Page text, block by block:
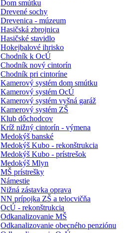
Dom smútku
Drevené sochy
Drevenica - múzeum
Hasičská zbrojnica
Hasičské stavidlo
Hokejbalové ihrisko
Chodník k OcÚ
Chodník nový cintorín
Chodník pri cintoríne
Kamerový systém dom smútku
Kamerový systém OcÚ
Kamerový systém vyšná garáž
Kamerový systém ZŠ
Klub dôchodcov
Kríž nižný cintorín - výmena
Medokýš banské
Medokýš Kubo - rekonštrukcia
Medokýš Kubo - prístrešok
Medokýš Mlyn
MŠ prístrešky
Námestie
Nižná zástavka oprava
NN prípojka ZŠ a telocvičňa
OcÚ - rekonštrukcia
Odkanalizovanie MŠ
Odkanalizovanie obecného penziónu